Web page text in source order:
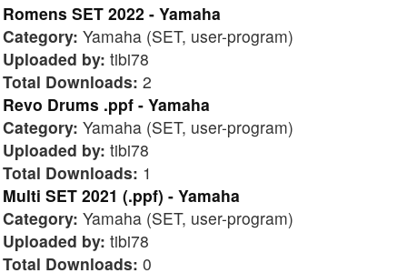
Romens SET 2022 - Yamaha
Category: Yamaha (SET, user-program)
Uploaded by: tibi78
Total Downloads: 2
Revo Drums .ppf - Yamaha
Category: Yamaha (SET, user-program)
Uploaded by: tibi78
Total Downloads: 1
Multi SET 2021 (.ppf) - Yamaha
Category: Yamaha (SET, user-program)
Uploaded by: tibi78
Total Downloads: 0